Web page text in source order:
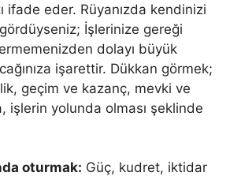
ifade eder. Rüyanızda kendinizi
İşlerinize gereği
dolayı büyük
işarettir. Dükkan görmek;
geçim ve kazanç, mev­ki ve
işlerin yolunda olması şeklinde
oturmak: Güç, kudret, iktidar